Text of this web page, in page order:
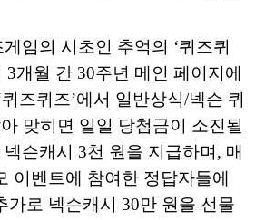
임의 시초인 추억의 ‘퀴즈퀴
3개월 간 30주년 메인 페이지에
즈퀴즈’에서 일반상식/넥슨 퀴
맞히면 일일 당첨금이 소진될
슨캐시 3천 원을 지급하며, 매
이벤트에 참여한 정답자들에
가로 넥슨캐시 30만 원을 선물